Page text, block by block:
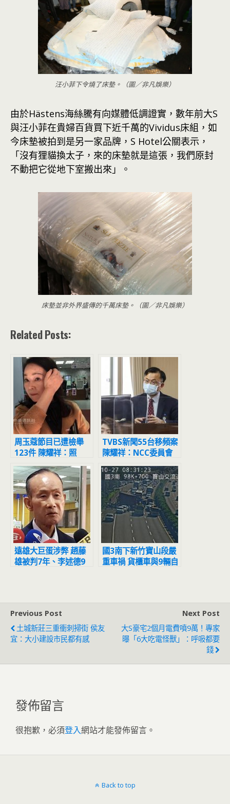
汪小菲下令燒了床墊。（圖／非凡娛樂）
由於Hästens海絲騰有向媒體低調證實，數年前大S
與汪小菲在貴婦百貨買下近千萬的Vividus床組，如
今床墊被拍到是另一家品牌，S Hotel公關表示，
「沒有狸貓換太子，來的床墊就是這張，我們原封
不動把它從地下室搬出來」。
床墊並非外界盛傳的千萬床墊。（圖／非凡娛樂）
Related Posts:
周玉蔻節目已遭檢舉
123件 陳耀祥：照
SOP處理
TVBS新聞55台移頻案
陳耀祥：NCC委員會
已駁回
遠雄大巨蛋涉弊 趙藤
雄被判7年、李述德9
國3南下新竹寶山段嚴
重車禍 貨櫃車與9輛自
Previous Post
土城新莊三重衝刺掃街 侯友
宜：大小建設市民都有感
Next Post
大S豪宅2個月電費噴9萬！專家
曝「6大吃電怪獸」：呼吸都要
錢
發佈留言
很抱歉，必須登入網站才能發佈留言。
Back to top